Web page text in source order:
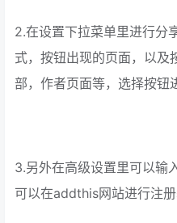
2.在设置下拉菜单里进行分
式，按钮出现的页面，以及
部，作者页面等，选择按钮
3.另外在高级设置里可以输
可以在addthis网站进行注